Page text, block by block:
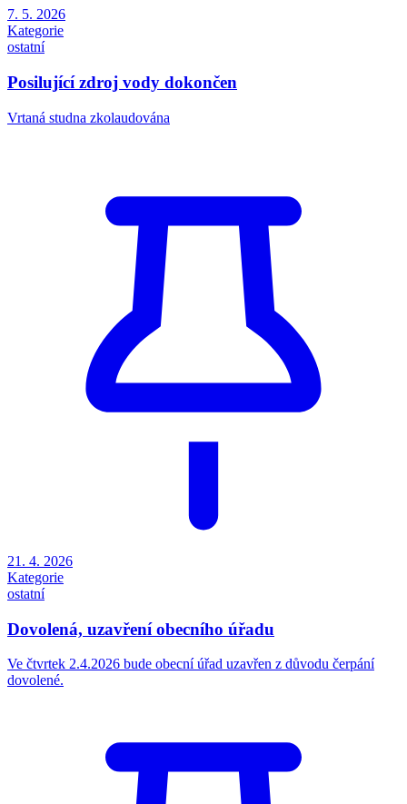
7. 5. 2026
Kategorie
ostatní
Posilující zdroj vody dokončen
Vrtaná studna zkolaudována
21. 4. 2026
Kategorie
ostatní
Dovolená, uzavření obecního úřadu
Ve čtvrtek 2.4.2026 bude obecní úřad uzavřen z důvodu čerpání
dovolené.